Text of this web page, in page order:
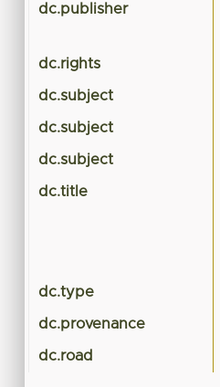
dc.publisher
dc.rights
dc.subject
dc.subject
dc.subject
dc.title
dc.type
dc.provenance
dc.road